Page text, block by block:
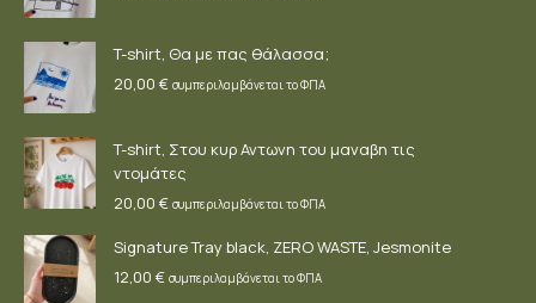
T-shirt, Θα με πας θάλασσα;
20,00 € συμπεριλαμβάνεται το ΦΠΑ
T-shirt, Στου κυρ Αντωνη του μαναβη τις
ντομάτες
20,00 € συμπεριλαμβάνεται το ΦΠΑ
Signature Tray black, ZERO WASTE, Jesmonite
12,00 € συμπεριλαμβάνεται το ΦΠΑ